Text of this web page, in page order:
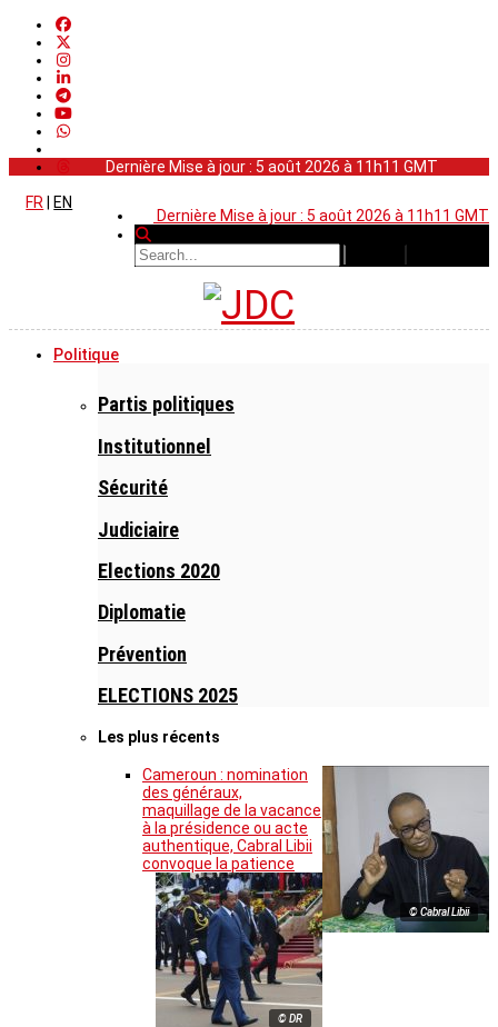
Dernière Mise à jour : 5 août 2026 à 11h11 GMT
Dernière Mise à jour : 5 août 2026 à 11h11 GMT
FR
EN
Politique
Partis politiques
Institutionnel
Sécurité
Judiciaire
Elections 2020
Diplomatie
Prévention
ELECTIONS 2025
Les plus récents
© Cabral Libii
Cameroun : nomination
des généraux,
maquillage de la vacance
à la présidence ou acte
authentique, Cabral Libii
convoque la patience
© DR